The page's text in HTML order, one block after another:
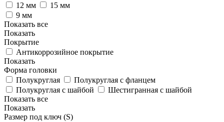
12 мм
15 мм
9 мм
Показать все
Показать
Покрытие
Антикоррозийное покрытие
Показать
Форма головки
Полукруглая
Полукруглая с фланцем
Полукруглая с шайбой
Шестигранная с шайбой
Показать все
Показать
Размер под ключ (S)